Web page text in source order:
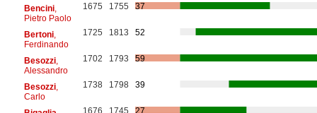
Bencini,
Pietro Paolo
1675 1755 37
Bertoni,
Ferdinando
1725 1813 52
Besozzi,
Alessandro
1702 1793 59
Besozzi,
Carlo
1738 1798 39
1676 1745 27